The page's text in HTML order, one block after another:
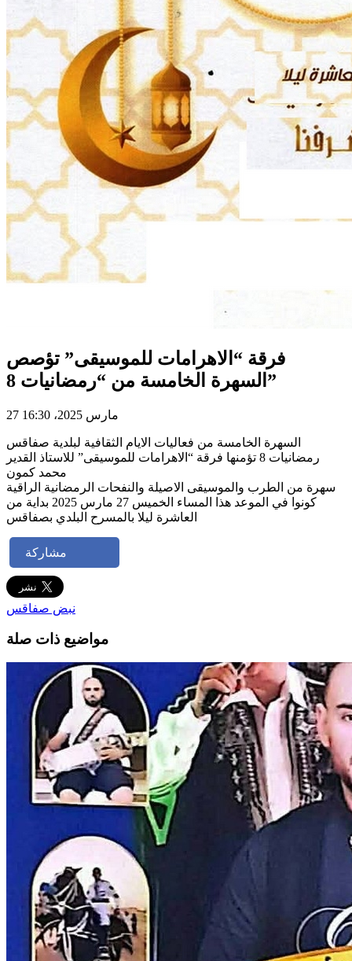
فرقة “الاهرامات للموسيقى” تؤصص
السهرة الخامسة من “رمضانيات 8”
27 مارس 2025، 16:30
السهرة الخامسة من فعاليات الايام الثقافية لبلدية صفاقس
رمضانيات 8 تؤمنها فرقة “الاهرامات للموسيقى” للاستاذ القدير
محمد كمون
سهرة من الطرب والموسيقى الاصيلة والنفحات الرمضانية الراقية
كونوا في الموعد هذا المساء الخميس 27 مارس 2025 بداية من
العاشرة ليلا بالمسرح البلدي بصفاقس
مشاركة
نبض صفاقس
مواضيع ذات صلة